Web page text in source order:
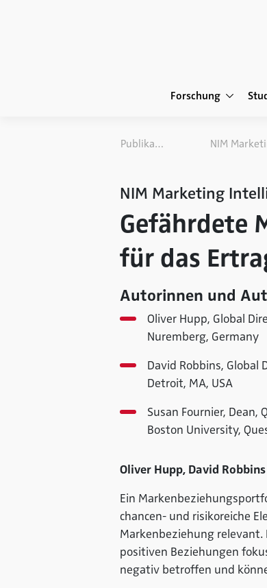
Forschung
Publikationen
NIM Marketing
Gefährdete
für das
Autorinnen und
Oliver Hupp, Global
Nuremberg, Germany
David Robbins, Global
Detroit, MA, USA
Susan Fournier,
Boston University,
Oliver Hupp, David
Ein
chancen- und risikoreiche
Markenbeziehung relevant.
positiven Beziehungen
negativ betroffen und